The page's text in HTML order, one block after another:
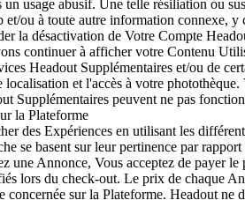
un usage abusif. Une telle résiliation ou
et/ou à toute autre information connexe,
la désactivation de Votre Compte
continuer à afficher votre Contenu
Headout Supplémentaires et/ou de
localisation et l'accès à votre
Supplémentaires peuvent ne pas
la Plateforme
des Expériences en utilisant les
se basent sur leur pertinence par
une Annonce, Vous acceptez de payer
lors du check-out. Le prix de chaque
sur la Plateforme. Headout ne